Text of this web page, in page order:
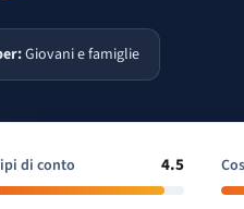
Giovani e famiglie
di conto 4.5